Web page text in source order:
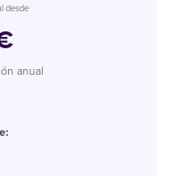
desde
anual